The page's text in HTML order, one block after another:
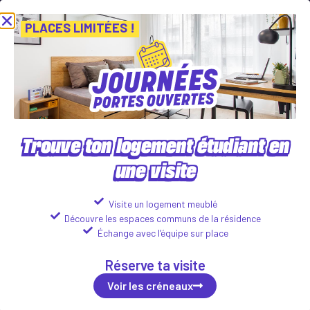
Portes Ouvertes ! Inscris-toi vite ! PLACES LIMITÉES
Voir les créneaux
CAMPUS CITADELLE
28 Place Vogel, 80000 Amiens
Logements disponibles :
PLACES LIMITÉES !
Trouve ton logement étudiant en
une visite
Visite un logement meublé
Découvre les espaces communs de la résidence
Échange avec l’équipe sur place
Réserve ta visite
Voir les créneaux